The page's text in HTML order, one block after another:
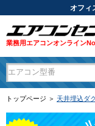
オフィ
業務用エアコンオンライン
トップページ ＞ 天井埋込ダ